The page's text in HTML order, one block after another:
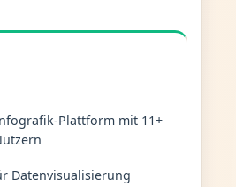
Plattform mit 11+
Datenvisualisierung